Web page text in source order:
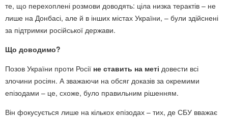
те, що перехоплені розмови доводять: ціла низка терактів – не
лише на Донбасі, але й в інших містах України, – були здійснені
за підтримки російської держави.
Що доводимо?
Позов України проти Росії не ставить на меті довести всі
злочини росіян. А зважаючи на обсяг доказів за окремими
епізодами – це, схоже, було правильним рішенням.
Він фокусується лише на кількох епізодах – тих, де СБУ вважає